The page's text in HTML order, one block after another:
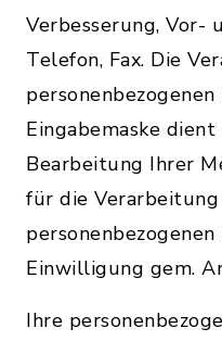
Verbesserung, Vor-
Telefon, Fax. Die
Eingabemaske
Bearbeitung Ihrer
für die
Einwilligung gem.
Ihre